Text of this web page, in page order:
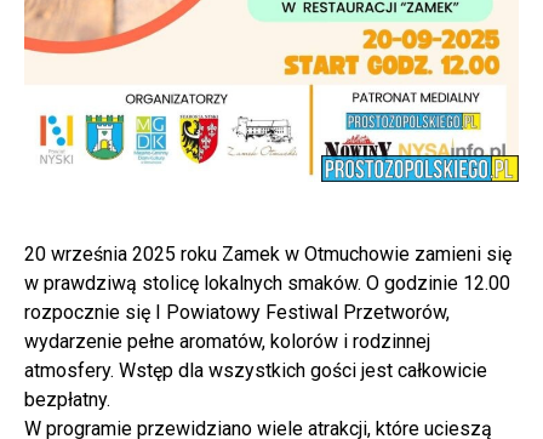
20 września 2025 roku Zamek w Otmuchowie zamieni się
w prawdziwą stolicę lokalnych smaków. O godzinie 12.00
rozpocznie się I Powiatowy Festiwal Przetworów,
wydarzenie pełne aromatów, kolorów i rodzinnej
atmosfery. Wstęp dla wszystkich gości jest całkowicie
bezpłatny.
W programie przewidziano wiele atrakcji, które ucieszą